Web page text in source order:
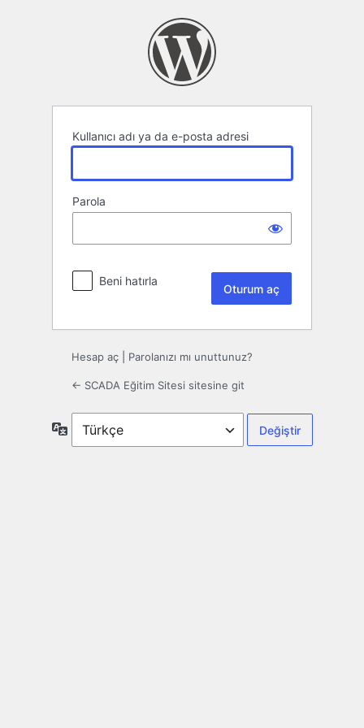
Kullanıcı adı ya da e-posta adresi
Parola
Beni hatırla
Hesap aç Parolanızı mı unuttunuz?
← SCADA Eğitim Sitesi sitesine git
Dil